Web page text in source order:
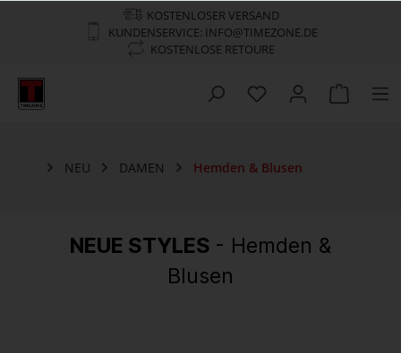
KOSTENLOSER VERSAND
KUNDENSERVICE: INFO@TIMEZONE.DE
KOSTENLOSE RETOURE
NEU DAMEN Hemden & Blusen
NEUE STYLES - Hemden &
Blusen